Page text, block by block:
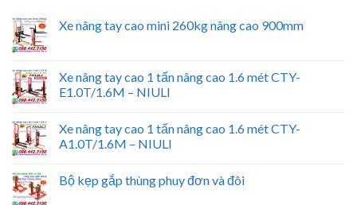
Xe nâng tay cao mini 260kg nâng cao 900mm
Xe nâng tay cao 1 tấn nâng cao 1.6 mét CTY-
E1.0T/1.6M – NIULI
Xe nâng tay cao 1 tấn nâng cao 1.6 mét CTY-
A1.0T/1.6M – NIULI
Bộ kẹp gắp thùng phuy đơn và đôi